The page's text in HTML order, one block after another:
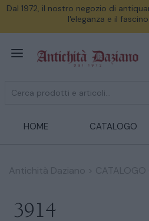
Dal 1972, il nostro negozio di
l'eleganza e il
HOME CATALOGO
Antichità Daziano CATALOGO
3914